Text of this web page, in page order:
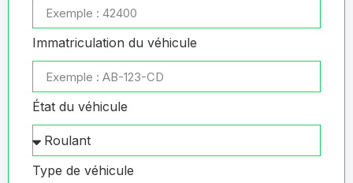
Immatriculation du véhicule
État du véhicule
Type de véhicule